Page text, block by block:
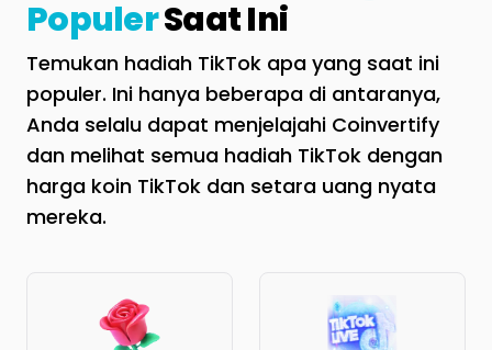
PopulerSaat Ini
Temukan hadiah TikTok apa yang saat ini
populer. Ini hanya beberapa di antaranya,
Anda selalu dapat menjelajahi Coinvertify
dan melihat semua hadiah TikTok dengan
harga koin TikTok dan setara uang nyata
mereka.